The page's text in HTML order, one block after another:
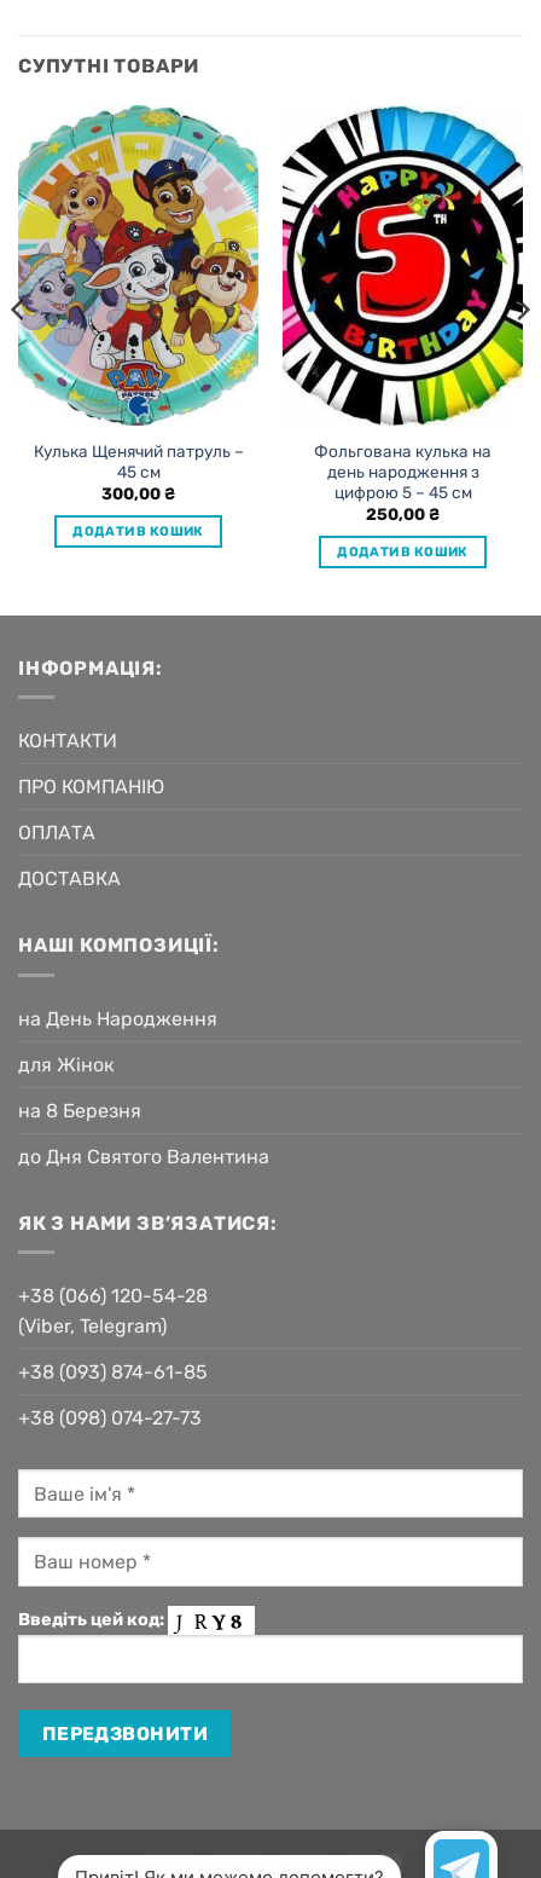
СУПУТНІ ТОВАРИ
Кулька Щенячий патруль –
45 см
300,00₴
ДОДАТИ В КОШИК
Фольгована кулька на
день народження з
цифрою 5 – 45 см
250,00₴
ДОДАТИ В КОШИК
ІНФОРМАЦІЯ:
КОНТАКТИ
ПРО КОМПАНІЮ
ОПЛАТА
ДОСТАВКА
НАШІ КОМПОЗИЦІЇ:
на День Народження
для Жінок
на 8 Березня
до Дня Святого Валентина
ЯК З НАМИ ЗВ’ЯЗАТИСЯ:
+38 (066) 120-54-28
(Viber, Telegram)
+38 (093) 874-61-85
+38 (098) 074-27-73
Введіть цей код:
Visa MasterCardApple Google